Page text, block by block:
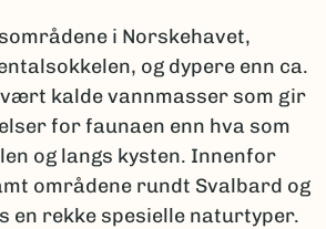
i Norskehavet,
og dypere enn ca.
kalde vannmasser som gir
for faunaen enn hva som
og langs kysten. Innenfor
områdene rundt Svalbard og
en rekke spesielle naturtyper.